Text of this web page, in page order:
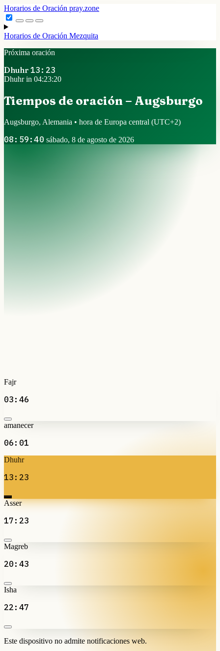
Horarios de Oración pray.zone
Horarios de Oración Mezquita
Próxima oración
Dhuhr 13:23
Dhuhr in 04:23:20
Tiempos de oración – Augsburgo
Augsburgo, Alemania • hora de Europa central (UTC+2)
08:59:40 sábado, 8 de agosto de 2026
Fajr
03:46
amanecer
06:01
Dhuhr
13:23
Asser
17:23
Magreb
20:43
Isha
22:47
Este dispositivo no admite notificaciones web.